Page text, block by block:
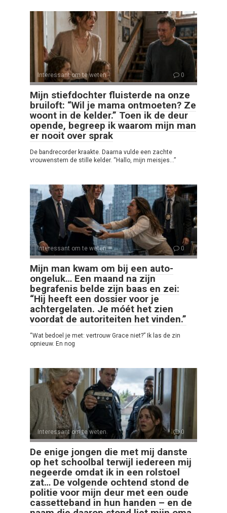
Interessant om te weten 0
Mijn stiefdochter fluisterde na onze
bruiloft: “Wil je mama ontmoeten? Ze
woont in de kelder.” Toen ik de deur
opende, begreep ik waarom mijn man
er nooit over sprak
De bandrecorder kraakte. Daarna vulde een zachte
vrouwenstem de stille kelder. “Hallo, mijn meisjes…”
Interessant om te weten 0
Mijn man kwam om bij een auto-
ongeluk… Een maand na zijn
begrafenis belde zijn baas en zei:
“Hij heeft een dossier voor je
achtergelaten. Je móét het zien
voordat de autoriteiten het vinden.”
“Wat bedoel je met: vertrouw Grace niet?” Ik las de zin
opnieuw. En nog
Interessant om te weten 0
De enige jongen die met mij danste
op het schoolbal terwijl iedereen mij
negeerde omdat ik in een rolstoel
zat… De volgende ochtend stond de
politie voor mijn deur met een oude
cassetteband in hun handen – en de